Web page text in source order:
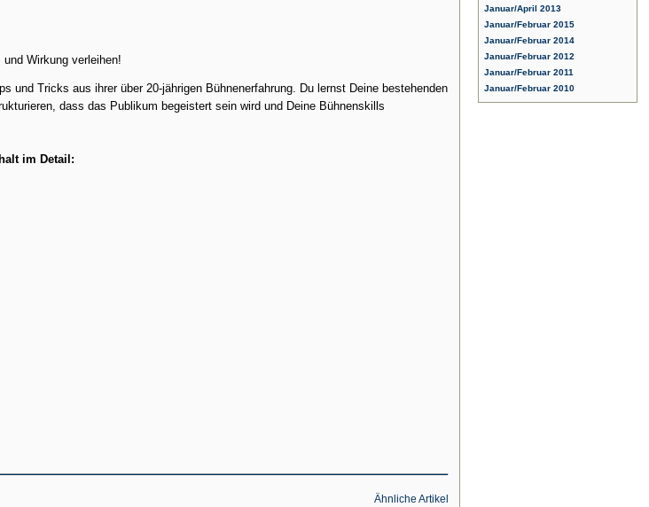
Wirkung verleihen!
und Tricks aus ihrer über 20-jährigen Bühnenerfahrung. Du lernst Deine bestehenden
dass das Publikum begeistert sein wird und Deine Bühnenskills
im Detail:
Ähnliche Artikel
Januar/April 2013
Januar/Februar 2015
Januar/Februar 2014
Januar/Februar 2012
Januar/Februar 2011
Januar/Februar 2010